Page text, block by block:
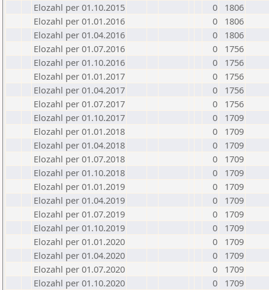
Elozahl per 01.10.2015
0
1806
Elozahl per 01.01.2016
0
1806
Elozahl per 01.04.2016
0
1806
Elozahl per 01.07.2016
0
1756
Elozahl per 01.10.2016
0
1756
Elozahl per 01.01.2017
0
1756
Elozahl per 01.04.2017
0
1756
Elozahl per 01.07.2017
0
1756
Elozahl per 01.10.2017
0
1709
Elozahl per 01.01.2018
0
1709
Elozahl per 01.04.2018
0
1709
Elozahl per 01.07.2018
0
1709
Elozahl per 01.10.2018
0
1709
Elozahl per 01.01.2019
0
1709
Elozahl per 01.04.2019
0
1709
Elozahl per 01.07.2019
0
1709
Elozahl per 01.10.2019
0
1709
Elozahl per 01.01.2020
0
1709
Elozahl per 01.04.2020
0
1709
Elozahl per 01.07.2020
0
1709
Elozahl per 01.10.2020
0
1709